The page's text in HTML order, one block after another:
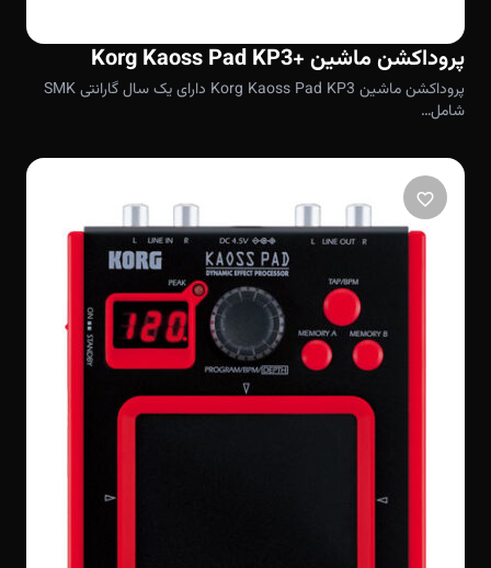
پروداکشن ماشین +Korg Kaoss Pad KP3
پروداکشن ماشین Korg Kaoss Pad KP3 دارای یک سال گارانتی SMK
شامل…
favorite